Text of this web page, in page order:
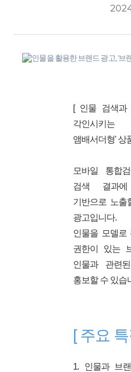
[ 인물 검색과
각인시키
앰배서더형' 상
모바일 통합
검색 결과
기반으로 노출
광고입니다.
인물을 모델로
권한이 있는
인물과 관련
홍보할 수 있습
[ 주요
1. 인물과 브